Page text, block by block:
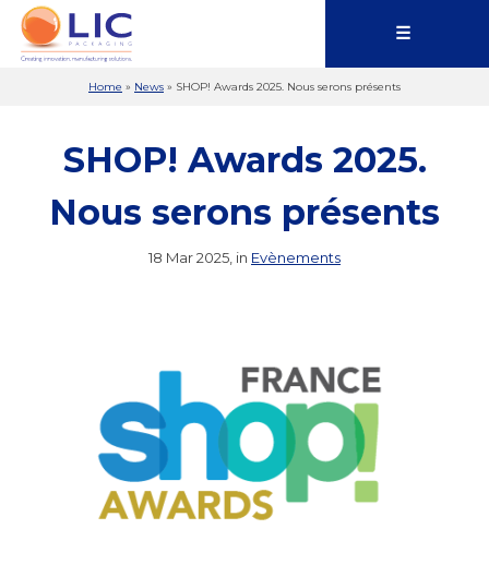
☰
Home » News » SHOP! Awards 2025. Nous serons présents
SHOP! Awards 2025.
Nous serons présents
18 Mar 2025, in Evènements